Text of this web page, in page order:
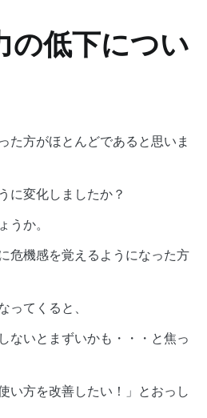
の低下につい
た方がほとんどであると思いま
に変化しましたか？
うか。
危機感を覚えるようになった方
てくると、
ないとまずいかも・・・と焦っ
い方を改善したい！」とおっし